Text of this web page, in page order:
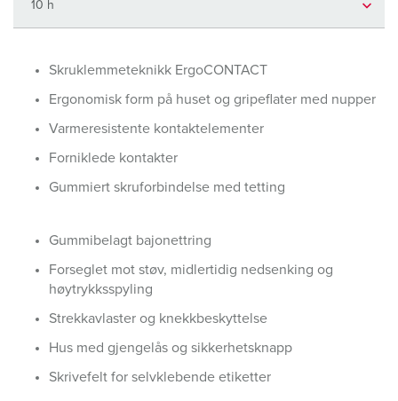
Skruklemmeteknikk ErgoCONTACT
Ergonomisk form på huset og gripeflater med nupper
Varmeresistente kontaktelementer
Forniklede kontakter
Gummiert skruforbindelse med tetting
Gummibelagt bajonettring
Forseglet mot støv, midlertidig nedsenking og
høytrykksspyling
Strekkavlaster og knekkbeskyttelse
Hus med gjengelås og sikkerhetsknapp
Skrivefelt for selvklebende etiketter